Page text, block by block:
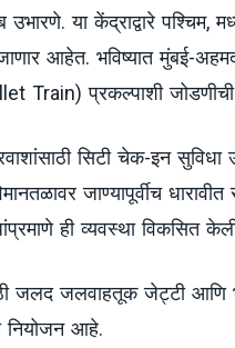
उभारणे. या केंद्राद्वारे पश्चिम,
आहेत. भविष्यात मुंबई-
Train) प्रकल्पाशी
सिटी चेक-इन
जाण्यापूर्वीच
ही व्यवस्था विकसित
जलद जलवाहतूक जेट्टी आणि
नियोजन आहे.